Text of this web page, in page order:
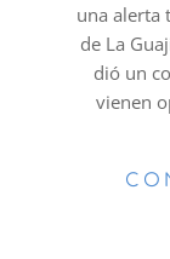
una alerta
de La
dió un
vienen